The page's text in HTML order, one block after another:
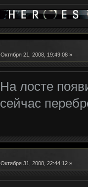
Октября 21, 2008, 19:49:08 »
На лосте
сейчас
Октября 31, 2008, 22:44:12 »